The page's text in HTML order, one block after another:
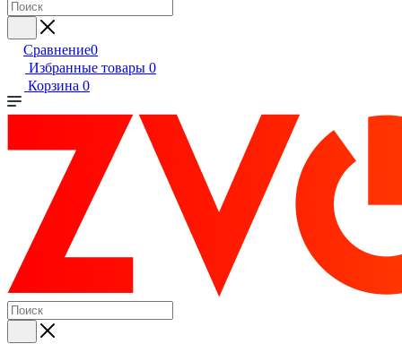
Сравнение0
Избранные товары 0
Корзина 0